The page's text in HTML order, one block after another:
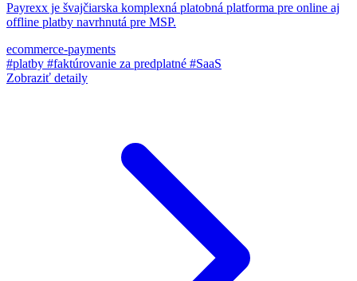
Payrexx je švajčiarska komplexná platobná platforma pre online aj
offline platby navrhnutá pre MSP.
ecommerce-payments
#platby #faktúrovanie za predplatné #SaaS
Zobraziť detaily